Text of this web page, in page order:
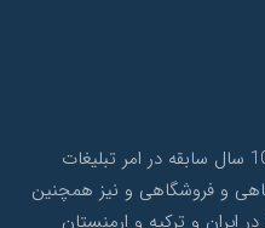
مجموعه تبلیغاتی آرنیک با بیش از 10 سال سابقه در امر تبلیغات
و فروشگاهی و نیز همچنین